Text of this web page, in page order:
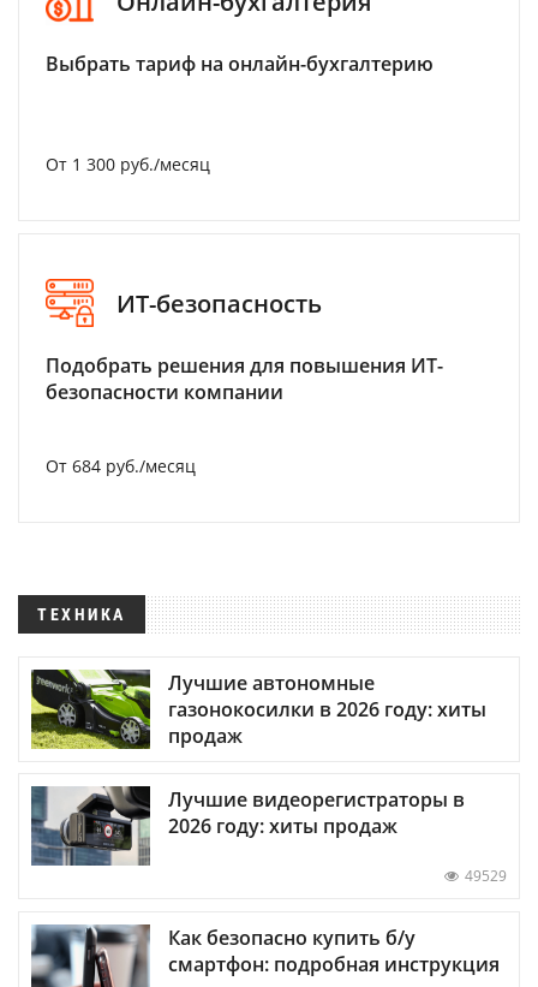
Выбрать тариф на онлайн-бухгалтерию
От 1 300 руб./месяц
ИТ-безопасность
Подобрать решения для повышения ИТ-
безопасности компании
От 684 руб./месяц
ТЕХНИКА
Лучшие автономные
газонокосилки в 2026 году: хиты
продаж
Лучшие видеорегистраторы в
2026 году: хиты продаж
49529
Как безопасно купить б/у
смартфон: подробная инструкция